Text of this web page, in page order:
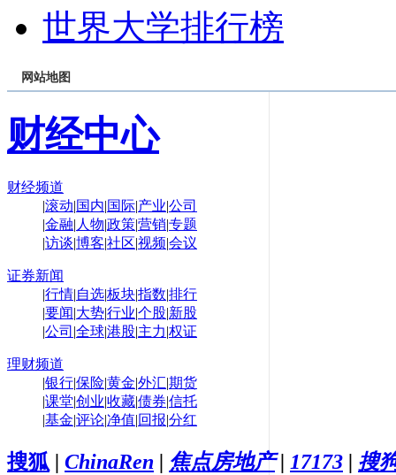
世界大学排行榜
网站地图
财经中心
财经频道
|滚动|国内|国际|产业|公司
|金融| 人物|政策|营销|专题
|访谈|博客|社区|视频|会议
证券新闻
|行情|自选|板块|指数|排行
|要闻|大势|行业|个股|新股
|公司 |全球|港股|主力|权证
理财频道
|银行|保险|黄金|外汇|期货
|课堂|创业|收藏|债券|信托
|基金|评论|净值|回报|分红
搜狐 | ChinaRen | 焦点房地产| 17173 | 搜